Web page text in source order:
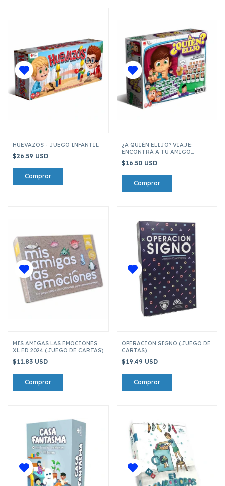
HUEVAZOS - JUEGO INFANTIL
$26.59 USD
¿A QUIÉN ELIJO? VIAJE:
ENCONTRÁ A TU AMIGO
$16.50 USD
MIS AMIGAS LAS EMOCIONES
XL ED 2024 (JUEGO DE CARTAS)
$11.83 USD
OPERACION SIGNO (JUEGO DE
CARTAS)
$19.49 USD